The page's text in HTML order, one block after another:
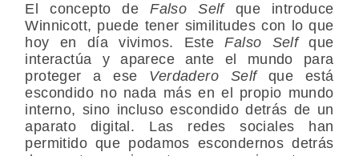
El concepto deFalso Selfque introduce
Winnicott, puede tener similitudes con lo que
hoy en día vivimos. EsteFalso Selfque
interactúa y aparece ante el mundo para
proteger a ese Verdadero Selfque está
escondido no nada más en el propio mundo
interno, sino incluso escondido detrás de un
aparato digital. Las redes sociales han
permitido que podamos escondernos detrás